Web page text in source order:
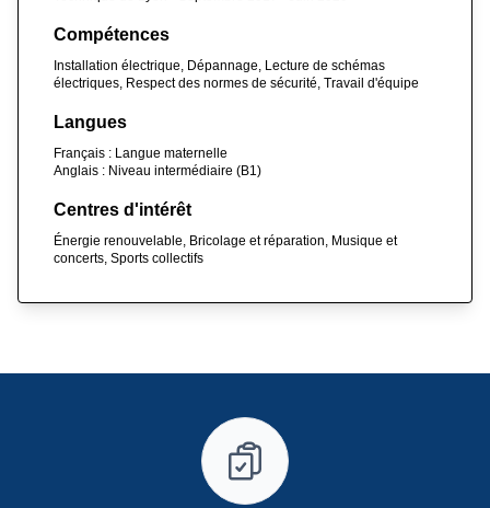
Compétences
Installation électrique, Dépannage, Lecture de schémas
électriques, Respect des normes de sécurité, Travail d'équipe
Langues
Français : Langue maternelle
Anglais : Niveau intermédiaire (B1)
Centres d'intérêt
Énergie renouvelable, Bricolage et réparation, Musique et
concerts, Sports collectifs